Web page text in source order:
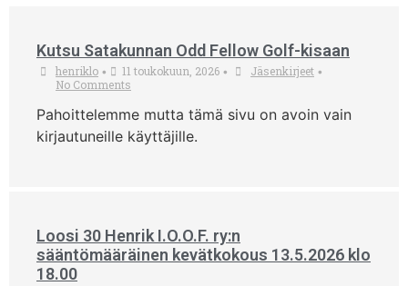
Kutsu Satakunnan Odd Fellow Golf-kisaan
henriklo • 11 toukokuun, 2026 • Jäsenkirjeet •
No Comments
Pahoittelemme mutta tämä sivu on avoin vain
kirjautuneille käyttäjille.
Loosi 30 Henrik I.O.O.F. ry:n
sääntömääräinen kevätkokous 13.5.2026 klo
18.00